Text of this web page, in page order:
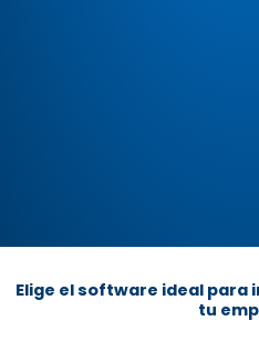
Elige el software ideal para
tu